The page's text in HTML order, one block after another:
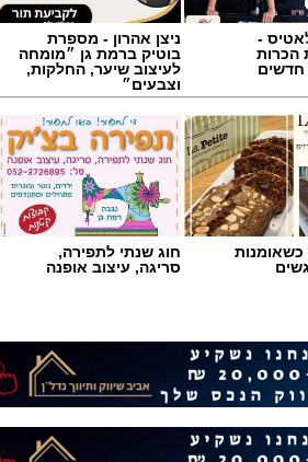
לפזמון
מהסטיקרים על המכוניות ועד
לפני הרשתות החברתיות, הזמרים
חושב.
-
הכרות
חדשים
ניצן אהרון - מספרת
בוטיק ברמת גן ״מומחה
לעיצוב שיער, החלקות,
וצבעים״
חוג שנתי לתפירה,
סריגה, עיצוב אופנה